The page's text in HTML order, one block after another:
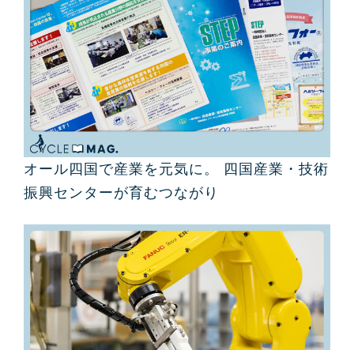
オール四国で産業を元気に。 四国産業・技術
振興センターが育むつながり